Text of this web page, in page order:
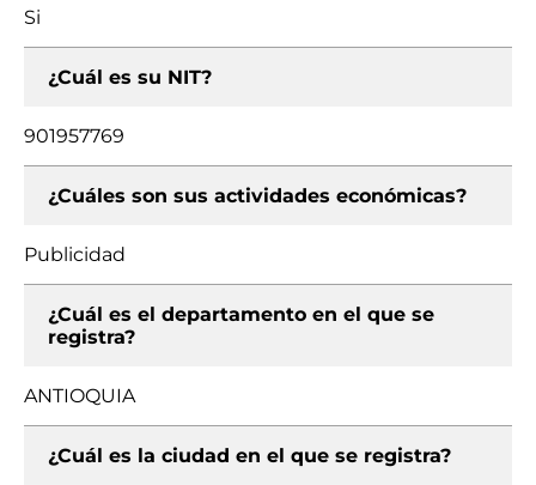
Si
¿Cuál es su NIT?
901957769
¿Cuáles son sus actividades económicas?
Publicidad
¿Cuál es el departamento en el que se
registra?
ANTIOQUIA
¿Cuál es la ciudad en el que se registra?